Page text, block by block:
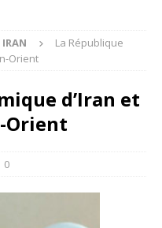
IRAN
La République
Orient
d’Iran et
Orient
0